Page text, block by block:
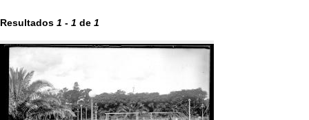
Resultados 1 - 1 de 1